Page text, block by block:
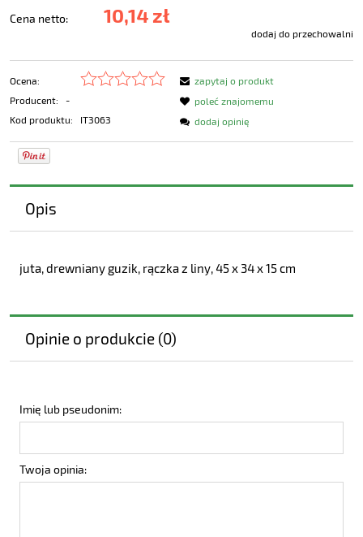
Cena netto: 10,14 zł
dodaj do przechowalni
Ocena:
Producent:
-
Kod produktu:
IT3063
zapytaj o produkt
poleć znajomemu
dodaj opinię
Opis
juta, drewniany guzik, rączka z liny, 45 x 34 x 15 cm
Opinie o produkcie (0)
Imię lub pseudonim:
Twoja opinia: